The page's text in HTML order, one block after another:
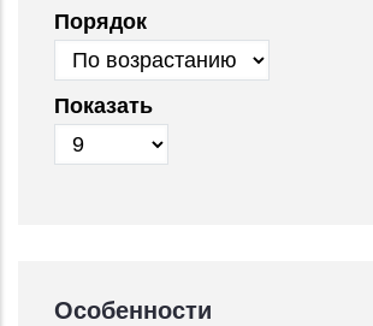
Порядок
Показать
Особенности